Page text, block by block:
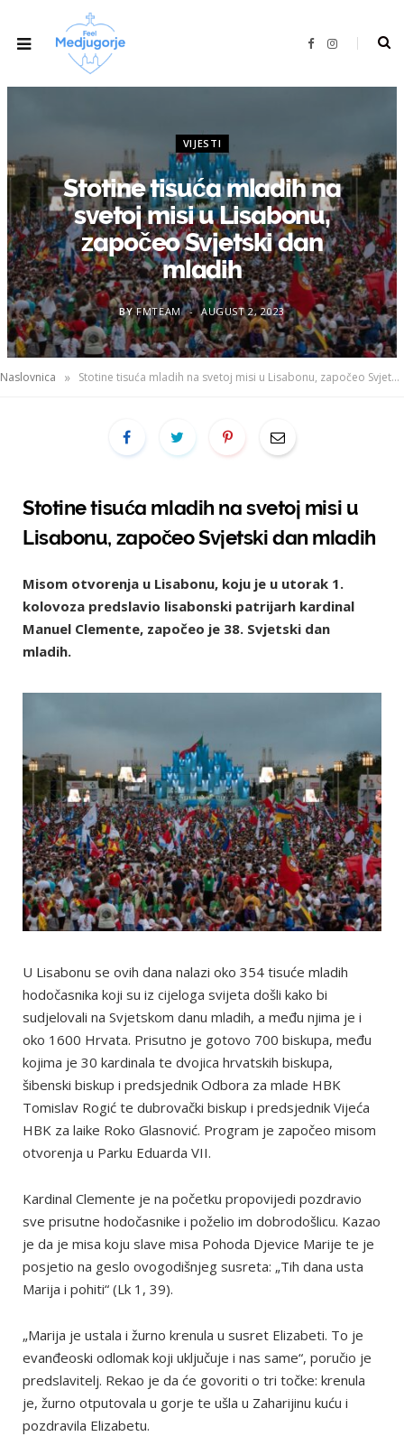
F
b
I
a
VIJESTI
Stotine tisuća mladih na
svetoj misi u Lisabonu,
započeo Svjetski dan
mladih
BY FMTEAM AUGUST 2, 2023
Naslovnica » Stotine tisuća mladih na svetoj misi u Lisabonu, započeo Svjetski dan mladih
Stotine tisuća mladih na svetoj misi u
Lisabonu, započeo Svjetski dan mladih
Misom otvorenja u Lisabonu, koju je u utorak 1.
kolovoza predslavio lisabonski patrijarh kardinal
Manuel Clemente, započeo je 38. Svjetski dan
mladih.
U Lisabonu se ovih dana nalazi oko 354 tisuće mladih
hodočasnika koji su iz cijeloga svijeta došli kako bi
sudjelovali na Svjetskom danu mladih, a među njima je i
oko 1600 Hrvata. Prisutno je gotovo 700 biskupa, među
kojima je 30 kardinala te dvojica hrvatskih biskupa,
šibenski biskup i predsjednik Odbora za mlade HBK
Tomislav Rogić te dubrovački biskup i predsjednik Vijeća
HBK za laike Roko Glasnović. Program je započeo misom
otvorenja u Parku Eduarda VII.
Kardinal Clemente je na početku propovijedi pozdravio
sve prisutne hodočasnike i poželio im dobrodošlicu. Kazao
je da je misa koju slave misa Pohoda Djevice Marije te je
posjetio na geslo ovogodišnjeg susreta: „Tih dana usta
Marija i pohiti“ (Lk 1, 39).
„Marija je ustala i žurno krenula u susret Elizabeti. To je
evanđeoski odlomak koji uključuje i nas same“, poručio je
predslavitelj. Rekao je da će govoriti o tri točke: krenula
je, žurno otputovala u gorje te ušla u Zaharijinu kuću i
pozdravila Elizabetu.